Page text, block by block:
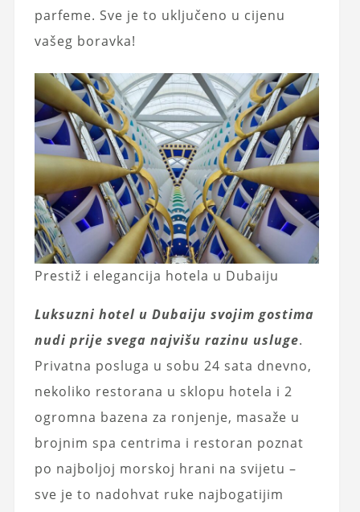
parfeme. Sve je to uključeno u cijenu
vašeg boravka!
Prestiž i elegancija hotela u Dubaiju
Luksuzni hotel u Dubaiju svojim gostima
nudi prije svega najvišu razinu usluge.
Privatna posluga u sobu 24 sata dnevno,
nekoliko restorana u sklopu hotela i 2
ogromna bazena za ronjenje, masaže u
brojnim spa centrima i restoran poznat
po najboljoj morskoj hrani na svijetu –
sve je to nadohvat ruke najbogatijim